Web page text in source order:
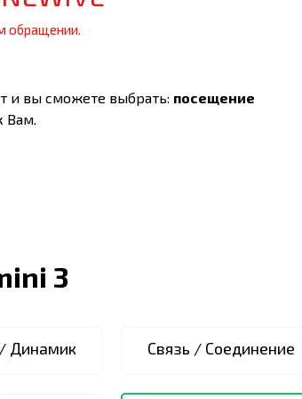
обращении.
и вы сможете выбрать: посещение
Вам.
3
Динамик Связь / Соединение